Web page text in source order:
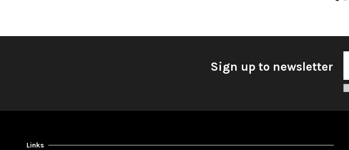
Sign up to newsletter
Links